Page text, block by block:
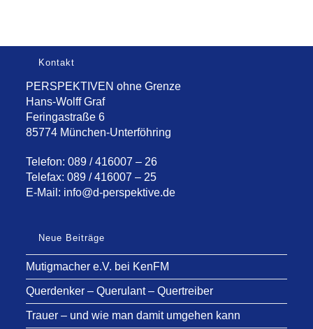
Kontakt
PERSPEKTIVEN ohne Grenze
Hans-Wolff Graf
Feringastraße 6
85774 München-Unterföhring
Telefon: 089 / 416007 – 26
Telefax: 089 / 416007 – 25
E-Mail: info@d-perspektive.de
Neue Beiträge
Mutigmacher e.V. bei KenFM
Querdenker – Querulant – Quertreiber
Trauer – und wie man damit umgehen kann